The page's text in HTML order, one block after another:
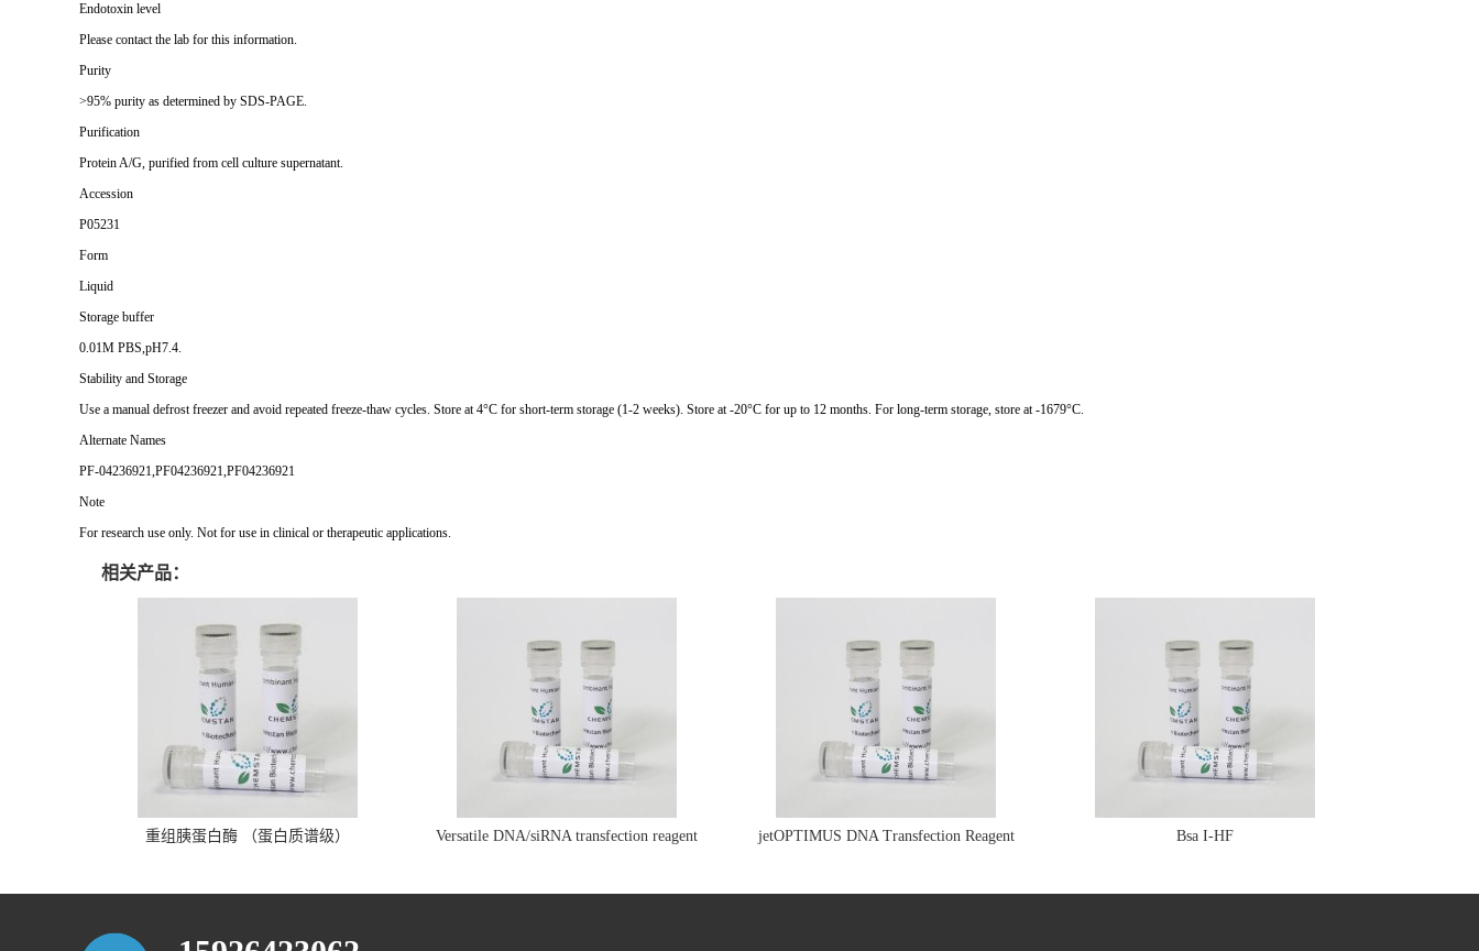
Endotoxin level
Please contact the lab for this information.
Purity
>95% purity as determined by SDS-PAGE.
Purification
Protein A/G, purified from cell culture supernatant.
Accession
P05231
Form
Liquid
Storage buffer
0.01M PBS,pH7.4.
Stability and Storage
Use a manual defrost freezer and avoid repeated freeze-thaw cycles. Store at 4°C for short-term storage (1-2 weeks). Store at -20°C for up to 12 months. For long-term storage, store at -1679°C.
Alternate Names
PF-04236921,PF04236921,PF04236921
Note
For research use only. Not for use in clinical or therapeutic applications.
相关产品：
重组胰蛋白酶 （蛋白质谱级）
Versatile DNA/siRNA transfection reagent
jetOPTIMUS DNA Transfection Reagent Bsa I-HF